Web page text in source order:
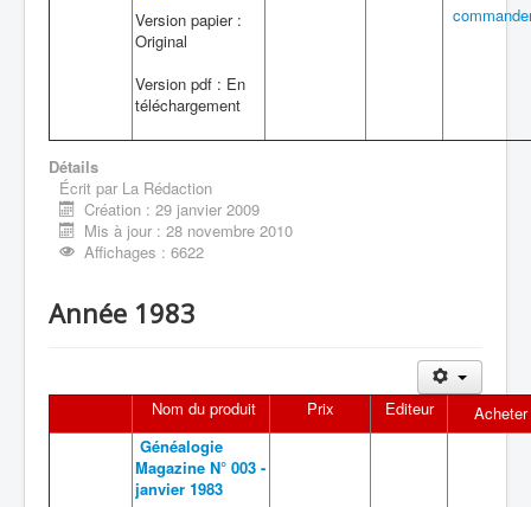
Version papier :
Original
Version pdf : En
téléchargement
Détails
Écrit par La Rédaction
Création : 29 janvier 2009
Mis à jour : 28 novembre 2010
Affichages : 6622
Année 1983
Nom du produit Prix Editeur
Acheter
Généalogie
Magazine N° 003 -
janvier 1983